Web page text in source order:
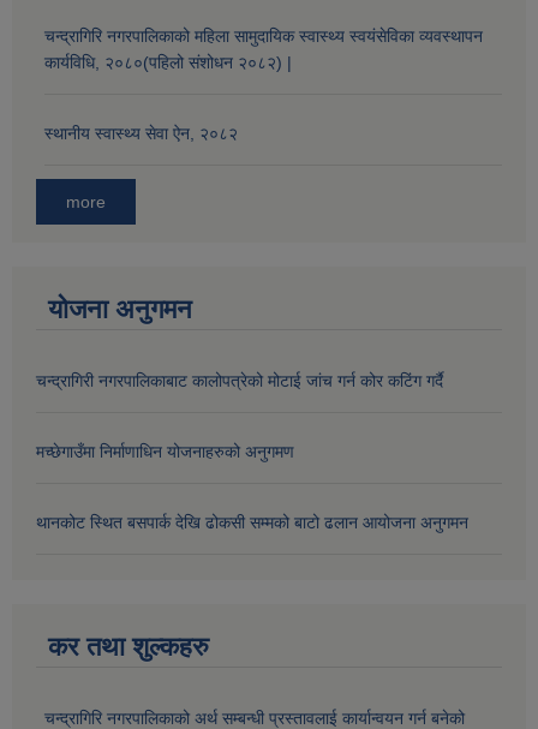
चन्द्रागिरि नगरपालिकाको महिला सामुदायिक स्वास्थ्य स्वयंसेविका व्यवस्थापन
कार्यविधि, २०८०(पहिलो संशोधन २०८२) |
स्थानीय स्वास्थ्य सेवा ऐन, २०८२
more
योजना अनुगमन
चन्द्रागिरी नगरपालिकाबाट कालोपत्रेको मोटाई जांच गर्न कोर कटिंग गर्दै
मच्छेगाउँमा निर्माणाधिन योजनाहरुको अनुगमण
थानकोट स्थित बसपार्क देखि ढोकसी सम्मको बाटो ढलान आयोजना अनुगमन
कर तथा शुल्कहरु
चन्द्रागिरि नगरपालिकाको अर्थ सम्बन्धी प्रस्तावलाई कार्यान्वयन गर्न बनेको